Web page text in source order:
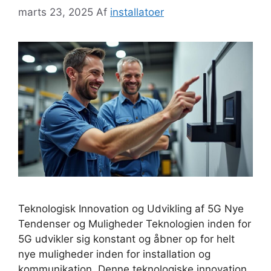
marts 23, 2025 Af installatoer
Teknologisk Innovation og Udvikling af 5G Nye
Tendenser og Muligheder Teknologien inden for
5G udvikler sig konstant og åbner op for helt
nye muligheder inden for installation og